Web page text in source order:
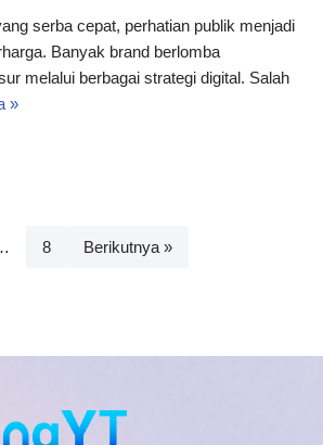
serba cepat, perhatian publik menjadi
Banyak brand berlomba
melalui berbagai strategi digital. Salah
»
8 Berikutnya »